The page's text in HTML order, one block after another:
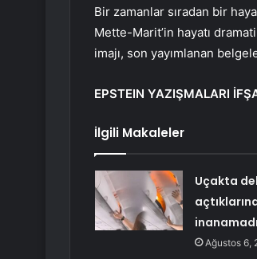
Bir zamanlar sıradan bir
Mette-Marit’in hayatı
imajı, son yayımlanan
EPSTEIN YAZIŞMALARI
İlgili Makaleler
Uçakta
Ağustos 6,